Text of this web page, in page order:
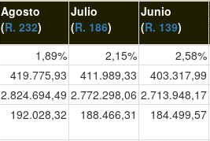
Agosto
(R. 232)
Julio
(R. 186)
Junio
(R. 139)
1,89% 2,15% 2,58%
419.775,93 411.989,33 403.317,99
2.824.694,49 2.772.298,06 2.713.948,17
192.028,32 188.466,31 184.499,57